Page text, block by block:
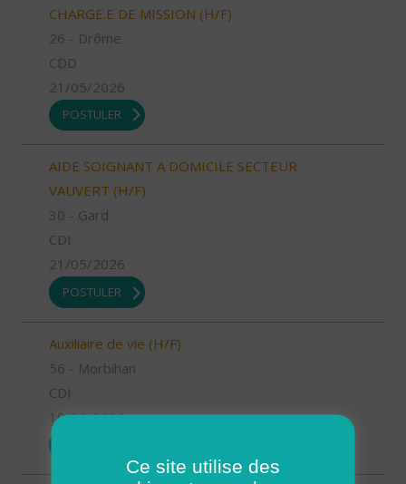
CHARGE.E DE MISSION (H/F)
26 - Drôme
CDD
21/05/2026
POSTULER
AIDE SOIGNANT A DOMICILE SECTEUR
VAUVERT (H/F)
30 - Gard
CDI
21/05/2026
POSTULER
Auxiliaire de vie (H/F)
56 - Morbihan
CDI
19/05/2026
Ce site utilise des